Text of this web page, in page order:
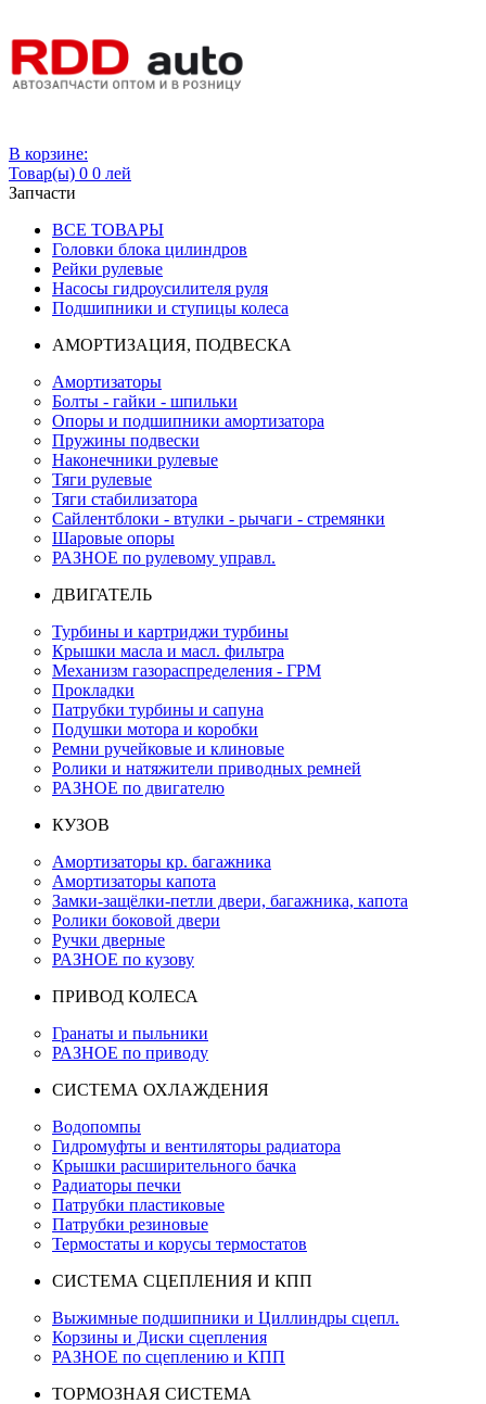
В корзине:
Товар(ы) 0 0 лей
Запчасти
ВСЕ ТОВАРЫ
Головки блока цилиндров
Рейки рулевые
Насосы гидроусилителя руля
Подшипники и ступицы колеса
АМОРТИЗАЦИЯ, ПОДВЕСКА
Амортизаторы
Болты - гайки - шпильки
Опоры и подшипники амортизатора
Пружины подвески
Наконечники рулевые
Тяги рулевые
Тяги стабилизатора
Сайлентблоки - втулки - рычаги - стремянки
Шаровые опоры
РАЗНОЕ по рулевому управл.
ДВИГАТЕЛЬ
Турбины и картриджи турбины
Крышки масла и масл. фильтра
Механизм газораспределения - ГРМ
Прокладки
Патрубки турбины и сапуна
Подушки мотора и коробки
Ремни ручейковые и клиновые
Ролики и натяжители приводных ремней
РАЗНОЕ по двигателю
КУЗОВ
Амортизаторы кр. багажника
Амортизаторы капота
Замки-защёлки-петли двери, багажника, капота
Ролики боковой двери
Ручки дверные
РАЗНОЕ по кузову
ПРИВОД КОЛЕСА
Гранаты и пыльники
РАЗНОЕ по приводу
СИСТЕМА ОХЛАЖДЕНИЯ
Водопомпы
Гидромуфты и вентиляторы радиатора
Крышки расширительного бачка
Радиаторы печки
Патрубки пластиковые
Патрубки резиновые
Термостаты и корусы термостатов
СИСТЕМА СЦЕПЛЕНИЯ И КПП
Выжимные подшипники и Циллиндры сцепл.
Корзины и Диски сцепления
РАЗНОЕ по сцеплению и КПП
ТОРМОЗНАЯ СИСТЕМА